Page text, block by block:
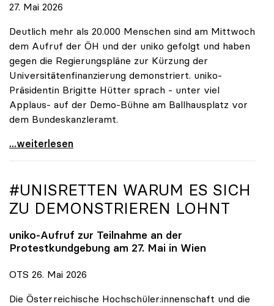
27. Mai 2026
Deutlich mehr als 20.000 Menschen sind am Mittwoch
dem Aufruf der ÖH und der uniko gefolgt und haben
gegen die Regierungspläne zur Kürzung der
Universitätenfinanzierung demonstriert. uniko-
Präsidentin Brigitte Hütter sprach - unter viel
Applaus- auf der Demo-Bühne am Ballhausplatz vor
dem Bundeskanzleramt.
\"Wir nehmen es nicht hin\": Rede von
...weiterlesen
#UNISRETTEN WARUM ES SICH
ZU DEMONSTRIEREN LOHNT
uniko-Aufruf zur Teilnahme an der
Protestkundgebung am 27. Mai in Wien
OTS 26. Mai 2026
Die Österreichische Hochschüler:innenschaft und die